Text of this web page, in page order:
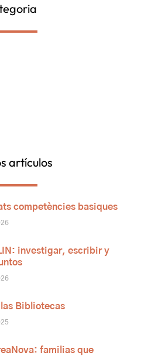
artículos
competències basiques
investigar, escribir y
las Bibliotecas
familias que